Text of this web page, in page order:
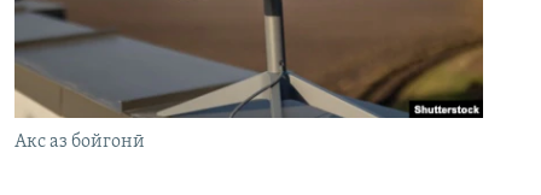
Акс аз бойгонӣ